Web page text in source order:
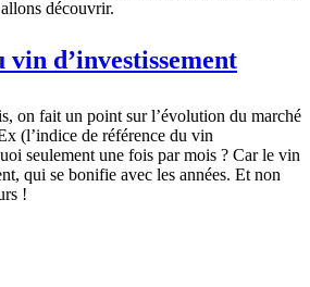
découvrir.
d’investissement
on fait un point sur l’évolution du marché
(l’indice de référence du vin
seulement une fois par mois ? Car le vin
qui se bonifie avec les années. Et non
!